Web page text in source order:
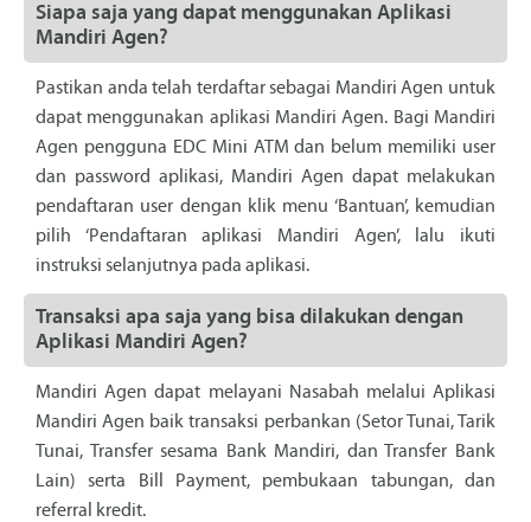
Siapa saja yang dapat menggunakan Aplikasi
Mandiri Agen?
Pastikan anda telah terdaftar sebagai Mandiri Agen untuk
dapat menggunakan aplikasi Mandiri Agen. Bagi Mandiri
Agen pengguna EDC Mini ATM dan belum memiliki user
dan password aplikasi, Mandiri Agen dapat melakukan
pendaftaran user dengan klik menu ‘Bantuan’, kemudian
pilih ‘Pendaftaran aplikasi Mandiri Agen’, lalu ikuti
instruksi selanjutnya pada aplikasi.
Transaksi apa saja yang bisa dilakukan dengan
Aplikasi Mandiri Agen?
Mandiri Agen dapat melayani Nasabah melalui Aplikasi
Mandiri Agen baik transaksi perbankan (Setor Tunai, Tarik
Tunai, Transfer sesama Bank Mandiri, dan Transfer Bank
Lain) serta Bill Payment, pembukaan tabungan, dan
referral kredit.